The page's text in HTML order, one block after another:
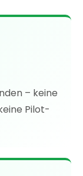
– keine
Pilot-